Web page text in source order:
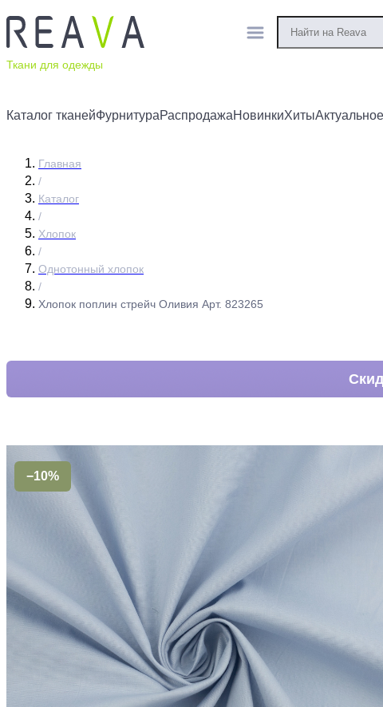
Ткани для одежды
Каталог тканейФурнитураРаспродажаНовинкиХитыАктуальное
Главная
/
Каталог
/
Хлопок
/
Однотонный хлопок
/
Хлопок поплин стрейч Оливия Арт. 823265
−10%